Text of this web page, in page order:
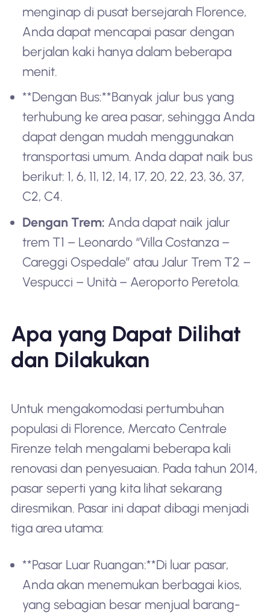
menginap di pusat bersejarah Florence,
Anda dapat mencapai pasar dengan
berjalan kaki hanya dalam beberapa
menit.
**Dengan Bus:**Banyak jalur bus yang
terhubung ke area pasar, sehingga Anda
dapat dengan mudah menggunakan
transportasi umum. Anda dapat naik bus
berikut: 1, 6, 11, 12, 14, 17, 20, 22, 23, 36, 37,
C2, C4.
Dengan Trem: Anda dapat naik jalur
trem T1 – Leonardo “Villa Costanza –
Careggi Ospedale” atau Jalur Trem T2 –
Vespucci – Unità – Aeroporto Peretola.
Apa yang Dapat Dilihat
dan Dilakukan
Untuk mengakomodasi pertumbuhan
populasi di Florence, Mercato Centrale
Firenze telah mengalami beberapa kali
renovasi dan penyesuaian. Pada tahun 2014,
pasar seperti yang kita lihat sekarang
diresmikan. Pasar ini dapat dibagi menjadi
tiga area utama:
**Pasar Luar Ruangan:**Di luar pasar,
Anda akan menemukan berbagai kios,
yang sebagian besar menjual barang-